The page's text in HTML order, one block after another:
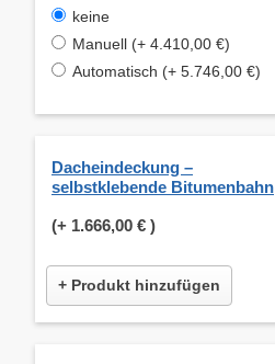
keine
Manuell (+ 4.410,00 €)
Automatisch (+ 5.746,00 €)
Dacheindeckung –
selbstklebende Bitumenbahn
(+ 1.666,00 € )
+ Produkt hinzufügen